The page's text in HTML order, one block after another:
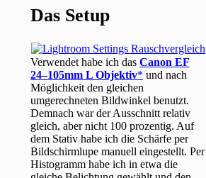
Das Setup
Verwendet habe ich dasCanon EF
24–105mm L Objektiv
und nach
Möglichkeit den gleichen
umgerechneten Bildwinkel benutzt.
Demnach war der Ausschnitt relativ
gleich, aber nicht 100 prozentig. Auf
dem Stativ habe ich die Schärfe per
Bildschirmlupe manuell eingestellt. Per
Histogramm habe ich in etwa die